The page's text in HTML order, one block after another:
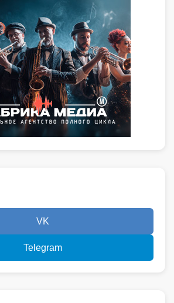
VK
Telegram